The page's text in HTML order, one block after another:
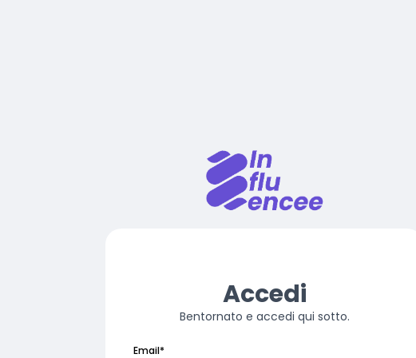
Accedi
Bentornato e accedi qui sotto.
Email*